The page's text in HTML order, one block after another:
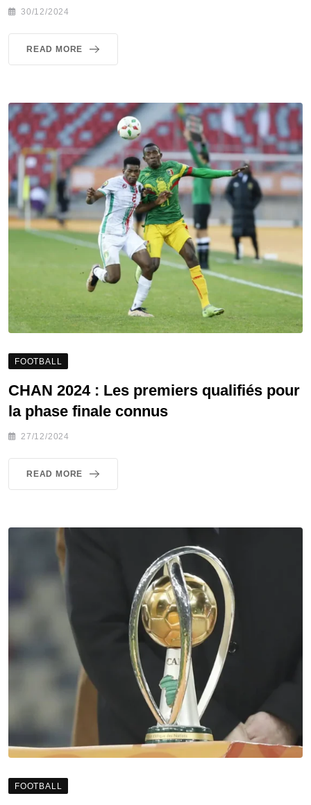
30/12/2024
READ MORE
FOOTBALL
CHAN 2024 : Les premiers qualifiés pour
la phase finale connus
27/12/2024
READ MORE
FOOTBALL